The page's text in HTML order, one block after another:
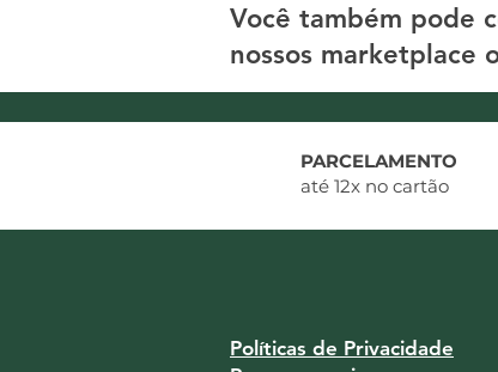
Você também pode
nossos marketplace
PARCELAMENTO
até 12x no cartão
Políticas de Privacidade